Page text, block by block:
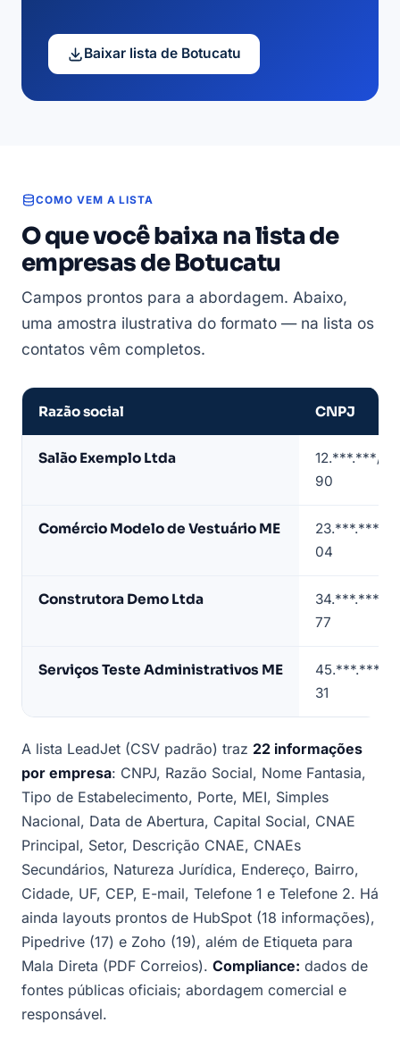
Baixar lista de Botucatu
COMO VEM A LISTA
O que você baixa na lista de
empresas de Botucatu
Campos prontos para a abordagem. Abaixo,
uma amostra ilustrativa do formato — na lista os
contatos vêm completos.
empresas
(dados
Razão social CNPJ
Salão Exemplo Ltda
12.***.***/
90
Comércio Modelo de Vestuário ME
23.***.***/
04
Construtora Demo Ltda
34.***.***/
77
Serviços Teste Administrativos ME
45.***.***/
31
A lista LeadJet (CSV padrão) traz 22 informações
por empresa: CNPJ, Razão Social, Nome Fantasia,
Tipo de Estabelecimento, Porte, MEI, Simples
Nacional, Data de Abertura, Capital Social, CNAE
Principal, Setor, Descrição CNAE, CNAEs
Secundários, Natureza Jurídica, Endereço, Bairro,
Cidade, UF, CEP, E-mail, Telefone 1 e Telefone 2. Há
ainda layouts prontos de HubSpot (18 informações),
Pipedrive (17) e Zoho (19), além de Etiqueta para
Mala Direta (PDF Correios). Compliance: dados de
fontes públicas oficiais; abordagem comercial e
responsável.